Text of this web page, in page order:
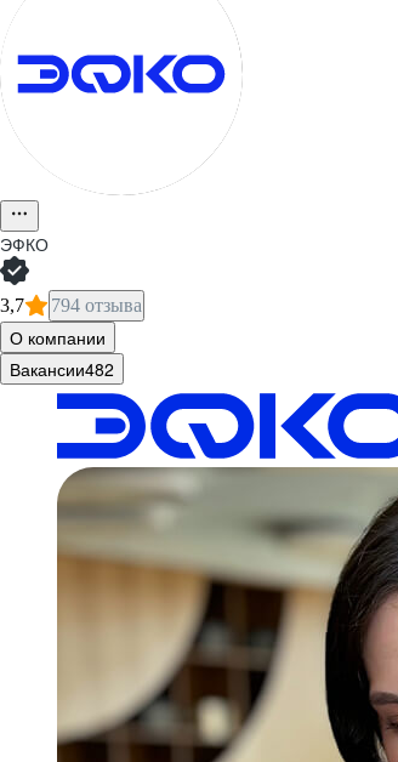
ЭФКО
3,7 794 отзыва
О компании
Вакансии482